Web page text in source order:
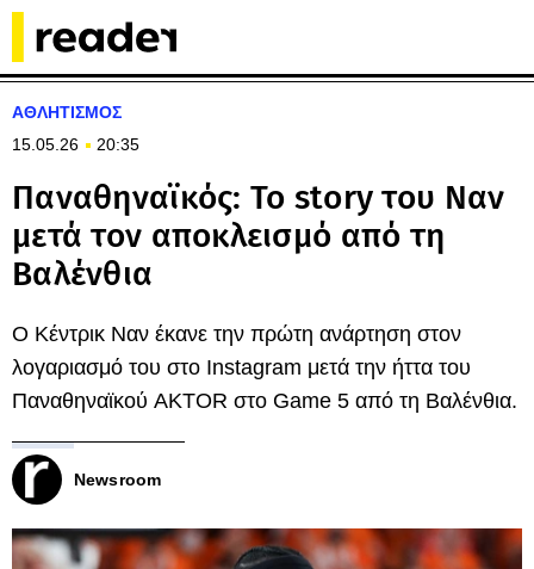
ΑΘΛΗΤΙΣΜΟΣ
15.05.26
20:35
Παναθηναϊκός: Το story του Ναν
μετά τον αποκλεισμό από τη
Βαλένθια
Ο Κέντρικ Ναν έκανε την πρώτη ανάρτηση στον
λογαριασμό του στο Instagram μετά την ήττα του
Παναθηναϊκού AKTOR στο Game 5 από τη Βαλένθια.
Newsroom